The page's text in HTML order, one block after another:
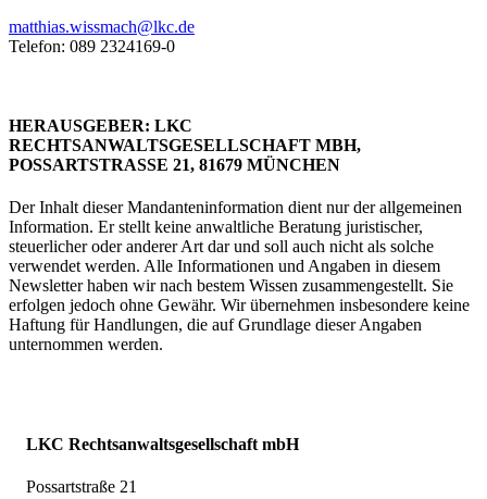
matthias.wissmach@lkc.de
Telefon: 089 2324169-0
HERAUSGEBER: LKC
RECHTSANWALTSGESELLSCHAFT MBH,
POSSARTSTRASSE 21, 81679 MÜNCHEN
Der Inhalt dieser Mandanteninformation dient nur der allgemeinen
Information. Er stellt keine anwaltliche Beratung juristischer,
steuerlicher oder anderer Art dar und soll auch nicht als solche
verwendet werden. Alle Informationen und Angaben in diesem
Newsletter haben wir nach bestem Wissen zusammengestellt. Sie
erfolgen jedoch ohne Gewähr. Wir übernehmen insbesondere keine
Haftung für Handlungen, die auf Grundlage dieser Angaben
unternommen werden.
LKC Rechtsanwaltsgesellschaft mbH
Possartstraße 21